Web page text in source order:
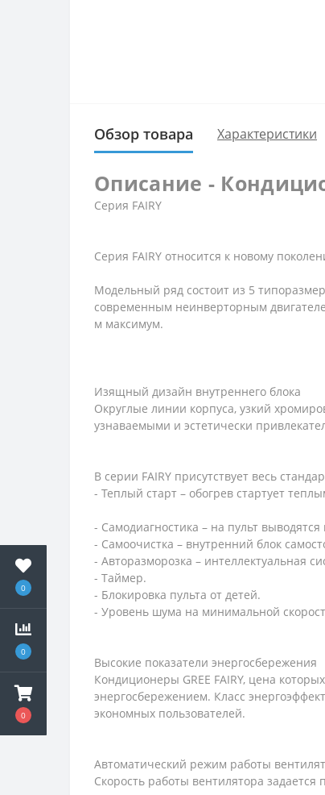
0
0
0
Обзор товара Характеристики
Описание -
Серия FAIRY
Серия FAIRY относится к новому
Модельный ряд состоит из 5
современным неинверторным
м максимум.
Изящный дизайн внутреннего блока
Округлые линии корпуса, узкий
узнаваемыми и эстетически
В серии FAIRY присутствует весь
- Теплый старт – обогрев стартует
- Самодиагностика – на пульт
- Самоочистка – внутренний блок
- Авторазморозка – интеллектуальная
- Таймер.
- Блокировка пульта от детей.
- Уровень шума на минимальной
Высокие показатели энергосбережения
Кондиционеры GREE FAIRY, цена
энергосбережением. Класс
экономных пользователей.
Автоматический режим работы
Скорость работы вентилятора